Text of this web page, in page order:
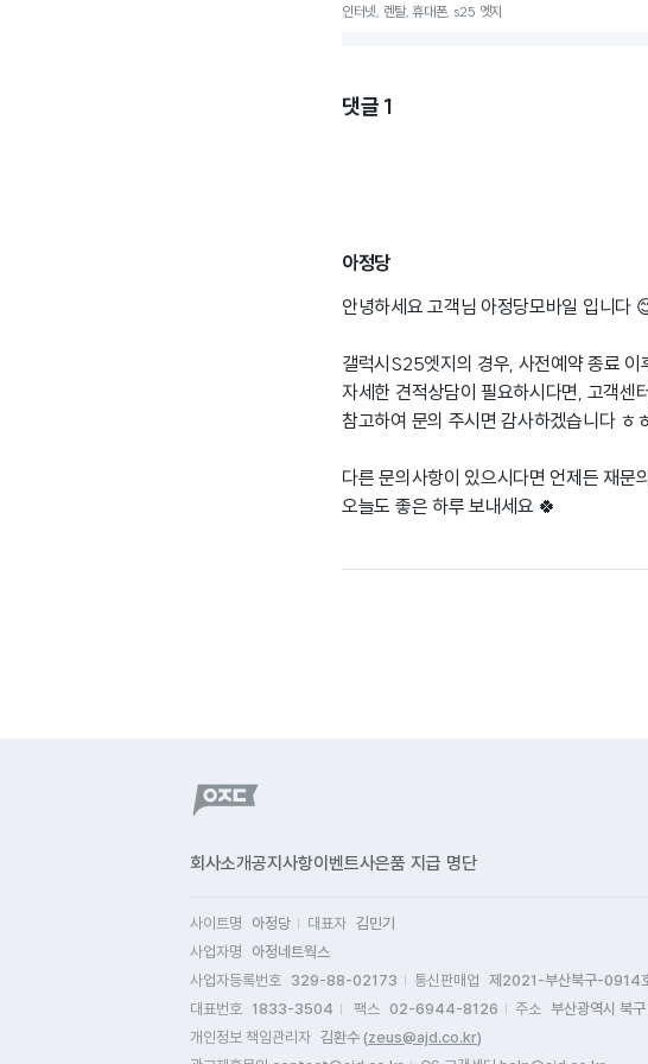
인터넷, 렌탈, 휴대폰, s25 엣지
댓글 1
아정당
안녕하세요 고객님 아정당모바일 입니다
갤럭시S25엣지의 경우, 사전예약 종료
자세한 견적상담이 필요하시다면, 고객센
참고하여 문의 주시면 감사하겠습니다 ㅎ
다른 문의사항이 있으시다면 언제든 재문
오늘도 좋은 하루 보내세요 🍀
회사소개공지사항이벤트사은품 지급 명단
사이트명 아정당 대표자 김민기
사업자명
아정네트웍스
사업자등록번호 329-88-02173 통신판매업
제2021-부산북구-0914
대표번호 1833-3504 팩스 02-6944-8126 주소 부산광역시 북
개인정보 책임관리자 김환수 (zeus@ajd.co.kr)